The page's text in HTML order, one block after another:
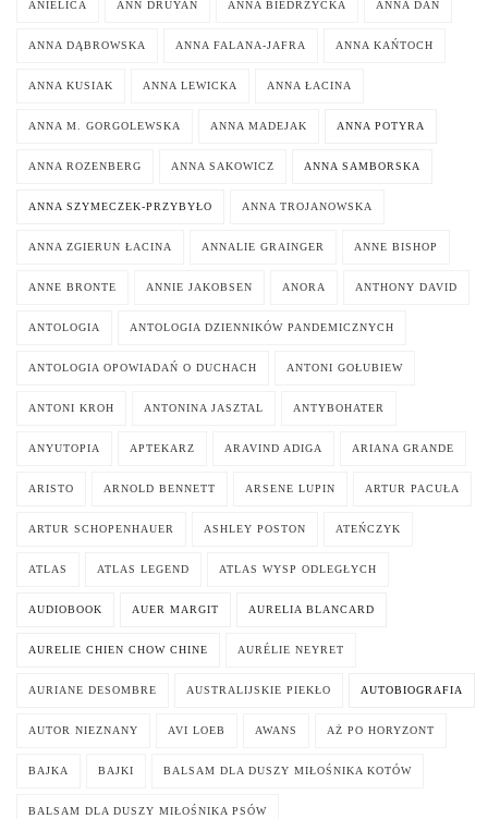
ANIELICA ANN DRUYAN ANNA BIEDRZYCKA ANNA DAN
ANNA DĄBROWSKA ANNA FALANA-JAFRA ANNA KAŃTOCH
ANNA KUSIAK ANNA LEWICKA ANNA ŁACINA
ANNA M. GORGOLEWSKA ANNA MADEJAK ANNA POTYRA
ANNA ROZENBERG ANNA SAKOWICZ ANNA SAMBORSKA
ANNA SZYMECZEK-PRZYBYŁO ANNA TROJANOWSKA
ANNA ZGIERUN ŁACINA ANNALIE GRAINGER ANNE BISHOP
ANNE BRONTE ANNIE JAKOBSEN ANORA ANTHONY DAVID
ANTOLOGIA ANTOLOGIA DZIENNIKÓW PANDEMICZNYCH
ANTOLOGIA OPOWIADAŃ O DUCHACH ANTONI GOŁUBIEW
ANTONI KROH ANTONINA JASZTAL ANTYBOHATER
ANYUTOPIA APTEKARZ ARAVIND ADIGA ARIANA GRANDE
ARISTO ARNOLD BENNETT ARSENE LUPIN ARTUR PACUŁA
ARTUR SCHOPENHAUER ASHLEY POSTON ATEŃCZYK
ATLAS ATLAS LEGEND ATLAS WYSP ODLEGŁYCH
AUDIOBOOK AUER MARGIT AURELIA BLANCARD
AURELIE CHIEN CHOW CHINE AURÉLIE NEYRET
AURIANE DESOMBRE AUSTRALIJSKIE PIEKŁO AUTOBIOGRAFIA
AUTOR NIEZNANY AVI LOEB AWANS AŻ PO HORYZONT
BAJKA BAJKI BALSAM DLA DUSZY MIŁOŚNIKA KOTÓW
BALSAM DLA DUSZY MIŁOŚNIKA PSÓW